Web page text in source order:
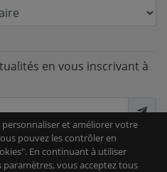
en vous inscrivant à
utilisée pour vous envoyer notre
notrePolitique de confidentialité
et améliorer votre
pouvez les contrôler en
En continuant à utiliser
vous acceptez tous